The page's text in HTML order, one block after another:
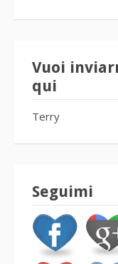
Vuoi
qui
Terry
Seguimi